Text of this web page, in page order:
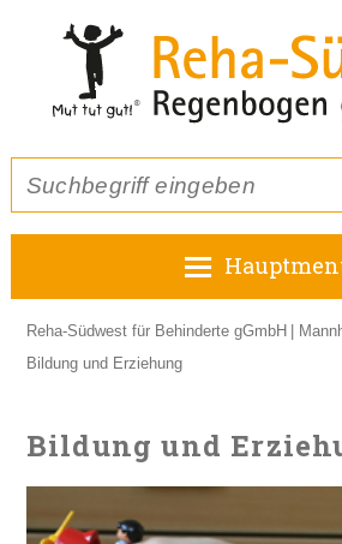
Reha-Südwest für Behinderte gGmbH
Bildung und Erziehung
Bildung und